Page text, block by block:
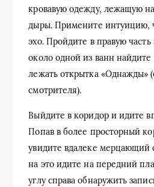
кровавую одежду, лежащую
дыры. Примените интуицию,
эхо. Пройдите в правую
около одной из ванн найдите
лежать открытка «Однажды»
смотрителя).
Выйдите в коридор и идите
Попав в более просторный
увидите вдалеке мерцающий
на это идите на передний
углу справа обнаружить